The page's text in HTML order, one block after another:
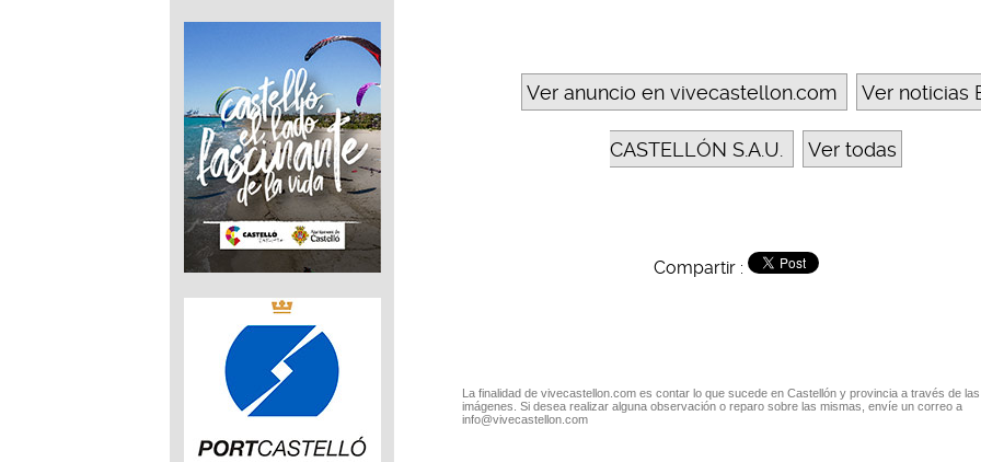
Ver anuncio en vivecastellon.com Ver noticias
CASTELLÓN S.A.U. Ver todas
Compartir :
La finalidad de vivecastellon.com es contar lo que sucede en Castellón y provincia a través de las
imágenes. Si desea realizar alguna observación o reparo sobre las mismas, envíe un correo a
info@vivecastellon.com